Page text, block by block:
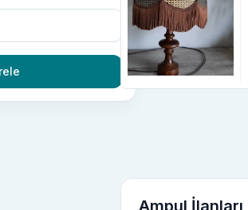
Ampul İlanları